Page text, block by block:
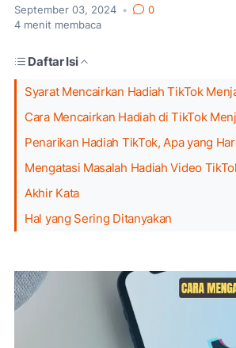
September 03, 2024 •
0
4 menit membaca
Daftar Isi
Syarat Mencairkan Hadiah TikTok
Cara Mencairkan Hadiah di TikTok
Penarikan Hadiah TikTok, Apa yang
Mengatasi Masalah Hadiah Video
Akhir Kata
Hal yang Sering Ditanyakan